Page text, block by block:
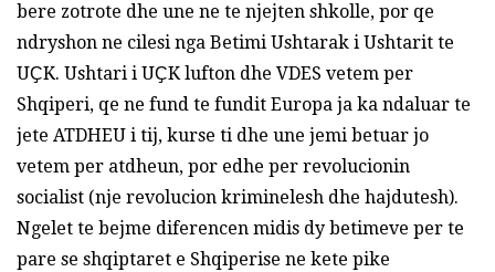
bere zotrote dhe une ne te njejten shkolle, por qe
ndryshon ne cilesi nga Betimi Ushtarak i Ushtarit te
UҪK. Ushtari i UҪK lufton dhe VDES vetem per
Shqiperi, qe ne fund te fundit Europa ja ka ndaluar te
jete ATDHEU i tij, kurse ti dhe une jemi betuar jo
vetem per atdheun, por edhe per revolucionin
socialist (nje revolucion kriminelesh dhe hajdutesh).
Ngelet te bejme diferencen midis dy betimeve per te
pare se shqiptaret e Shqiperise ne kete pike